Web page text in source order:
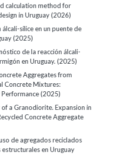
calculation method for
in Uruguay (2026)
sílice en un puente de
(2025)
de la reacción álcali-
en Uruguay. (2025)
Aggregates from
Concrete Mixtures:
(2025)
a Granodiorite. Expansion in
Concrete Aggregate
de agregados reciclados
en Uruguay